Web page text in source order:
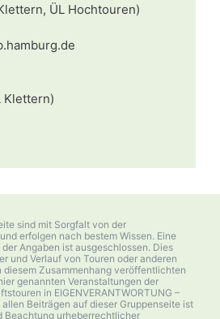
ÜL Hochtouren)
Klettern)
sind mit Sorgfalt von der
erfolgen nach bestem Wissen. Eine
Angaben ist ausgeschlossen. Dies
und Verlauf von Touren oder anderen
diesem Zusammenhang veröffentlichten
genannten Veranstaltungen der
in EIGENVERANTWORTUNG –
Beiträgen auf dieser Gruppenseite ist
Beachtung urheberrechtlicher